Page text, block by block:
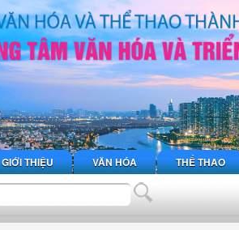
GIỚI THIỆU VĂN HÓA THỂ THAO